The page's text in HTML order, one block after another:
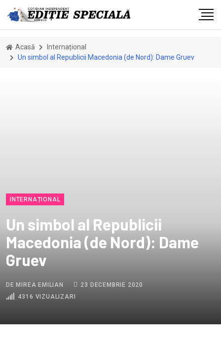
Acasă
Internațional
Un simbol al Republicii Macedonia (de Nord): Dame Gruev
INTERNAȚIONAL
Un simbol al Republicii
Macedonia (de Nord): Dame
Gruev
DE MIREA EMILIAN
23 DECEMBRIE 2020
4316 VIZUALIZARI